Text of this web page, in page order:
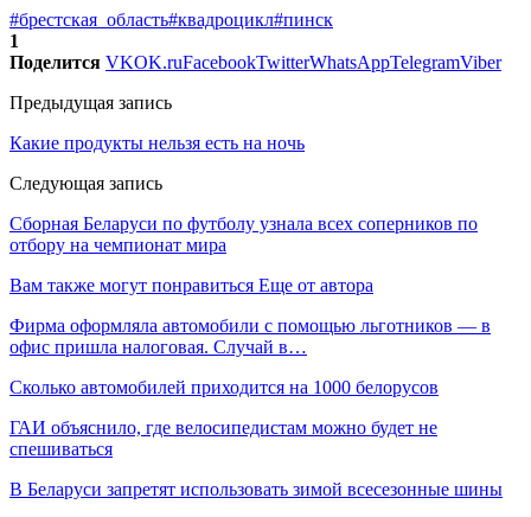
#брестская_область#квадроцикл#пинск
1
Поделится VKOK.ruFacebookTwitterWhatsAppTelegramViber
Предыдущая запись
Какие продукты нельзя есть на ночь
Следующая запись
Сборная Беларуси по футболу узнала всех соперников по
отбору на чемпионат мира
Вам также могут понравиться Еще от автора
Фирма оформляла автомобили с помощью льготников — в
офис пришла налоговая. Случай в…
Сколько автомобилей приходится на 1000 белорусов
ГАИ объяснило, где велосипедистам можно будет не
спешиваться
В Беларуси запретят использовать зимой всесезонные шины